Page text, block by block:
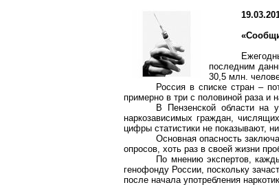
последним
30,5 млн.
Россия в списке стран –
примерно в три с половиной раза и
В Пензенской области на
наркозависимых граждан,
цифры статистики не показывают,
Основная опасность
опросов, хоть раз в своей жизни
По мнению экспертов,
генофонду России, поскольку
после начала употребления